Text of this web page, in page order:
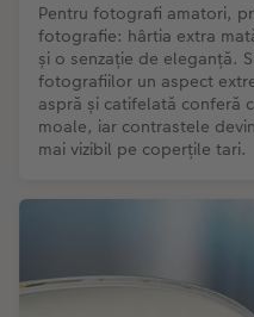
Pentru fotografi amatori,
fotografie: hârtia extra
și o senzație de eleganță.
fotografiilor un aspect
aspră și catifelată conferă
moale, iar contrastele
mai vizibil pe coperțile tari.